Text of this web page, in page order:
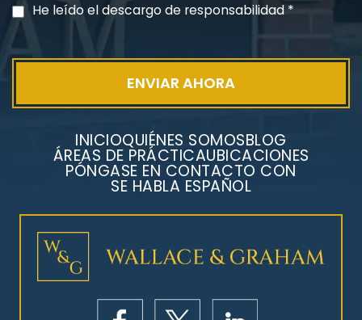
He leído el descargo de responsabilidad*
INICIOQUIÉNES SOMOSBLOG
ÁREAS DE PRÁCTICAUBICACIONES
PÓNGASE EN CONTACTO CON
SE HABLA ESPAÑOL